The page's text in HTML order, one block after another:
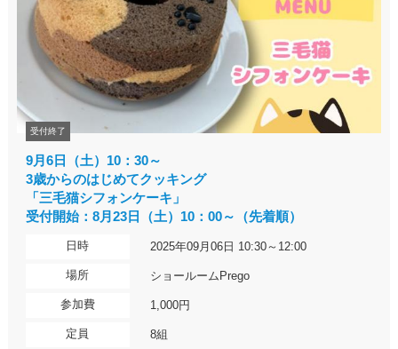
受付終了
9月6日（土）10：30～
3歳からのはじめてクッキング
「三毛猫シフォンケーキ」
受付開始：8月23日（土）10：00～（先着順）
日時 2025年09月06日 10:30～12:00
場所 ショールームPrego
参加費 1,000円
定員 8組